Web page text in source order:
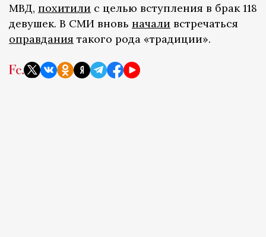
МВД, похитили с целью вступления в брак 118
девушек. В СМИ вновь начали встречаться
оправдания такого рода «традиции».